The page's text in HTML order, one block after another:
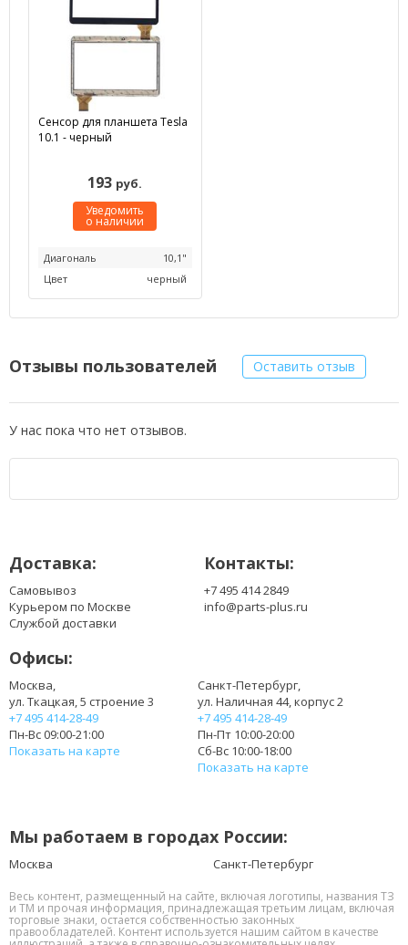
Сенсор для планшета Tesla
10.1 - черный
193 руб.
Уведомить
о наличии
Диагональ
10,1"
Цвет
черный
Отзывы пользователей Оставить отзыв
У нас пока что нет отзывов.
Доставка:
Самовывоз
Курьером по Москве
Службой доставки
Контакты:
+7 495 414 2849
info@parts-plus.ru
Офисы:
Москва,
ул. Ткацкая, 5 строение 3
+7 495 414-28-49
Пн-Вс 09:00-21:00
Показать на карте
Санкт-Петербург,
ул. Наличная 44, корпус 2
+7 495 414-28-49
Пн-Пт 10:00-20:00
Сб-Вс 10:00-18:00
Показать на карте
Мы работаем в городах России:
Москва Санкт-Петербург
Весь контент, размещенный на сайте, включая логотипы, названия ТЗ
и ТМ и прочая информация, принадлежащая третьим лицам, включая
торговые знаки, остается собственностью законных
правообладателей. Контент используется нашим сайтом в качестве